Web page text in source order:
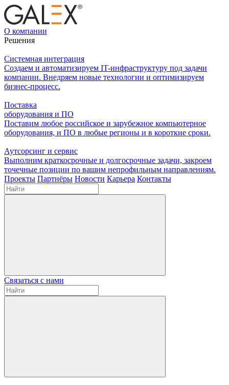
О компании
Решения
Системная интеграция
Создаем и автоматизируем IT-инфраструктуру под задачи
компании. Внедряем новые технологии и оптимизируем
бизнес-процесс.
Поставка
оборудования и ПО
Поставим любое российское и зарубежное компьютерное
оборудования, и ПО в любые регионы и в короткие сроки.
Аутсорсинг и сервис
Выполним краткосрочные и долгосрочные задачи, закроем
точечные позиции по вашим непрофильным направлениям.
Проекты Партнёры Новости Карьера Контакты
Связаться с нами